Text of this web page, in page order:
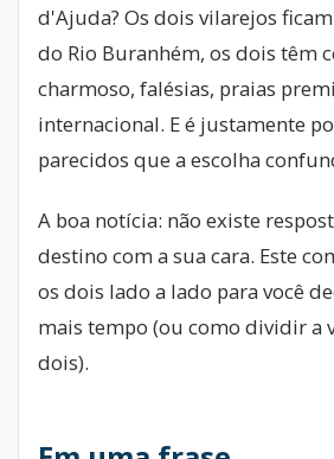
d'Ajuda? Os dois vilarejos
do Rio Buranhém, os dois têm
charmoso, falésias, praias
internacional. E é justamente
parecidos que a escolha
A boa notícia: não existe
destino com a sua cara. Este
os dois lado a lado para você
mais tempo (ou como dividir a
dois).